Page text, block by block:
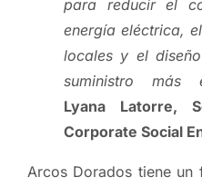
para reducir el
energía eléctrica,
locales y el
suministro más
Lyana Latorre,
Corporate Social
Arcos Dorados tiene un